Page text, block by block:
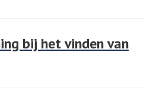
bij het vinden van